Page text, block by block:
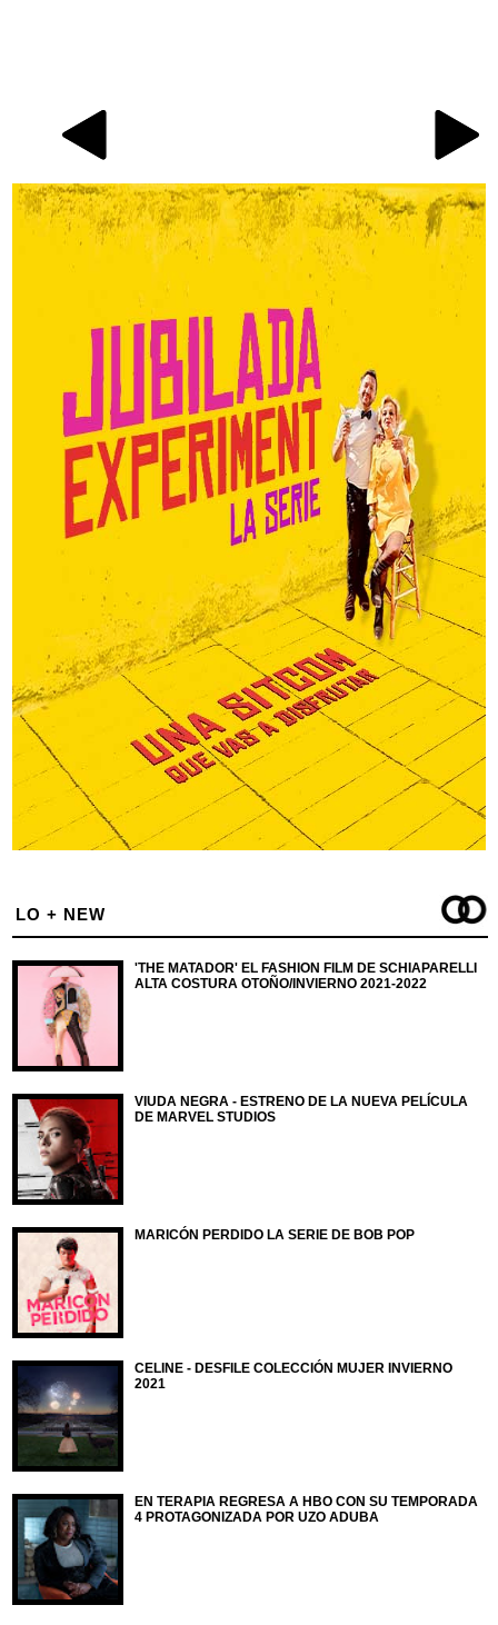
LO + NEW
'THE MATADOR' EL FASHION FILM DE SCHIAPARELLI
ALTA COSTURA OTOÑO/INVIERNO 2021-2022
VIUDA NEGRA - ESTRENO DE LA NUEVA PELÍCULA
DE MARVEL STUDIOS
MARICÓN PERDIDO LA SERIE DE BOB POP
CELINE - DESFILE COLECCIÓN MUJER INVIERNO
2021
EN TERAPIA REGRESA A HBO CON SU TEMPORADA
4 PROTAGONIZADA POR UZO ADUBA